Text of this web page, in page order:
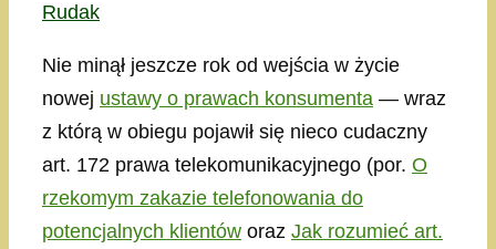
Rudak
Nie minął jeszcze rok od wejścia w życie
nowej ustawy o prawach konsumenta — wraz
z którą w obiegu pojawił się nieco cudaczny
art. 172 prawa telekomunikacyjnego (por. O
rzekomym zakazie telefonowania do
potencjalnych klientów oraz Jak rozumieć art.